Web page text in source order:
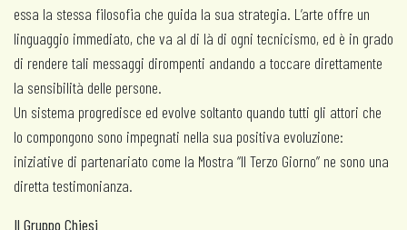
essa la stessa filosofia che guida la sua strategia. L’arte offre un
linguaggio immediato, che va al di là di ogni tecnicismo, ed è in grado
di rendere tali messaggi dirompenti andando a toccare direttamente
la sensibilità delle persone.
Un sistema progredisce ed evolve soltanto quando tutti gli attori che
lo compongono sono impegnati nella sua positiva evoluzione:
iniziative di partenariato come la Mostra “Il Terzo Giorno” ne sono una
diretta testimonianza.
Il Gruppo Chiesi